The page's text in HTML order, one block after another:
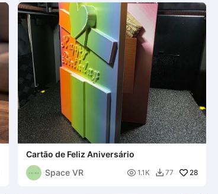
Cartão de Feliz Aniversário
Space VR
 1.1K  77 28